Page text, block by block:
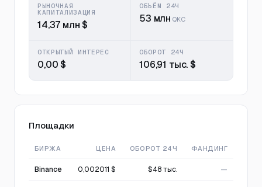
РЫНОЧНАЯ
КАПИТАЛИЗАЦИЯ
14,37 млн $
ОБЪЁМ 24Ч
53 млн QKC
ОТКРЫТЫЙ ИНТЕРЕС
0,00 $
ОБОРОТ 24Ч
106,91 тыс. $
Площадки
БИРЖА ЦЕНА ОБОРОТ 24Ч ФАНДИНГ
Binance 0,002011 $ $48 тыс. —